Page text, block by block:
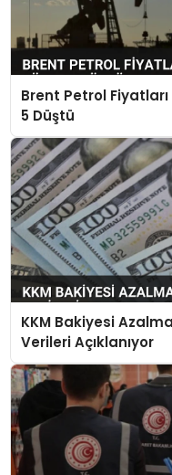
Brent Petrol
5 Düştü
KKM Bakiyesi
Verileri Açıklanıyor